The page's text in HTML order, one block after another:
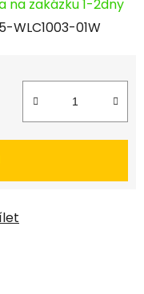
na zakázku 1-2dny
WLC1003-01W